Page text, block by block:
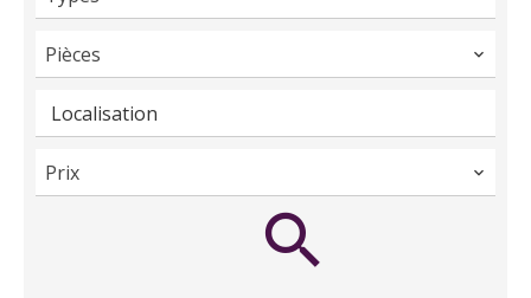
Pièces
Localisation
Prix